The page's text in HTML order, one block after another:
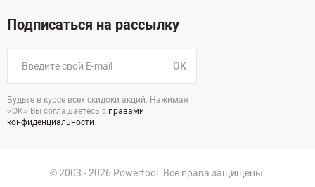
Подписаться на рассылку
OK
Будьте в курсе всех скидоки акций. Нажимая
«ОК» Вы соглашаетесь с правами
конфиденциальности.
© 2003 - 2026 Powertool. Все права защищены.